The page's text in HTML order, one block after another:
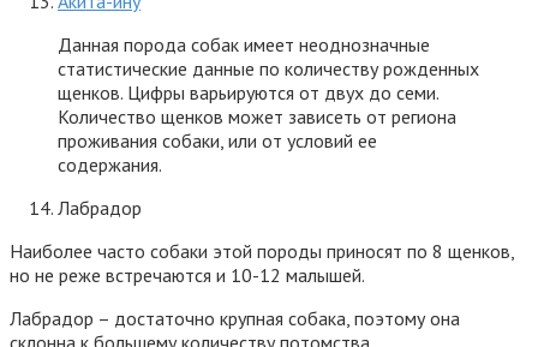
Данная порода собак имеет неоднозначные
статистические данные по количеству рожденных
щенков. Цифры варьируются от двух до семи.
Количество щенков может зависеть от региона
проживания собаки, или от условий ее
содержания.
Лабрадор
Наиболее часто собаки этой породы приносят по 8 щенков,
но не реже встречаются и 10-12 малышей.
Лабрадор – достаточно крупная собака, поэтому она